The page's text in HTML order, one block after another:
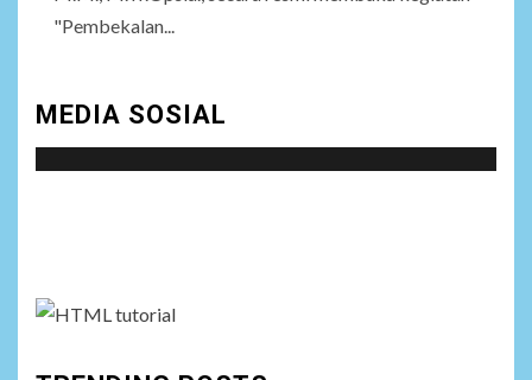
"Pembekalan...
MEDIA SOSIAL